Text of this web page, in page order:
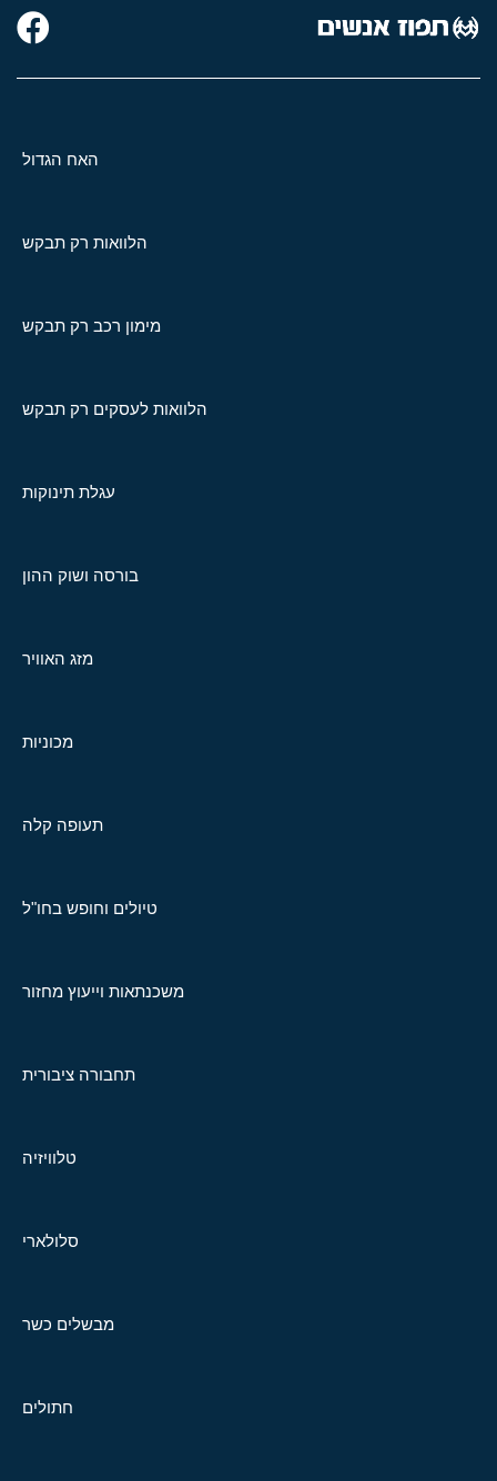
האח הגדול
הלוואות רק תבקש
מימון רכב רק תבקש
הלוואות לעסקים רק תבקש
עגלת תינוקות
בורסה ושוק ההון
מזג האוויר
מכוניות
תעופה קלה
טיולים וחופש בחו"ל
משכנתאות וייעוץ מחזור
תחבורה ציבורית
טלוויזיה
סלולארי
מבשלים כשר
חתולים